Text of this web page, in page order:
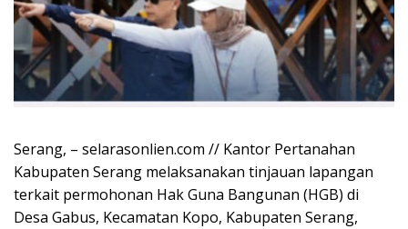
Serang, – selarasonlien.com // Kantor Pertanahan
Kabupaten Serang melaksanakan tinjauan lapangan
terkait permohonan Hak Guna Bangunan (HGB) di
Desa Gabus, Kecamatan Kopo, Kabupaten Serang,